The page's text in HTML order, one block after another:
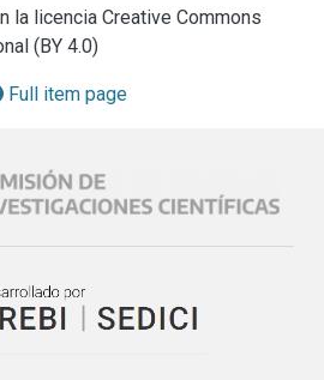
2018
2018
la licencia Creative Commons
(BY 4.0)
Full item page